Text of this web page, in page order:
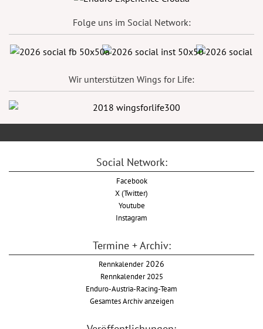
Folge uns im Social Network:
Wir unterstützen Wings for Life:
Social Network:
Facebook
X (Twitter)
Youtube
Instagram
Termine + Archiv:
Rennkalender2026
Rennkalender 2025
Enduro-Austria-Racing-Team
Gesamtes Archiv anzeigen